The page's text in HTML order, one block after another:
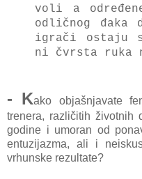
voli a
odličnog đaka
igrači ostaju
ni čvrsta ruka
- Kako objašnjavate
trenera, različitih životnih
godine i umoran od
entuzijazma, ali i
vrhunske rezultate?